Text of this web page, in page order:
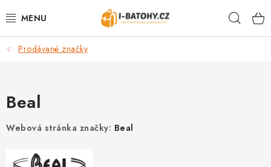
na
VÝPRODEJ %
Prodávané značky
Beal
Webová stránka značky: Beal